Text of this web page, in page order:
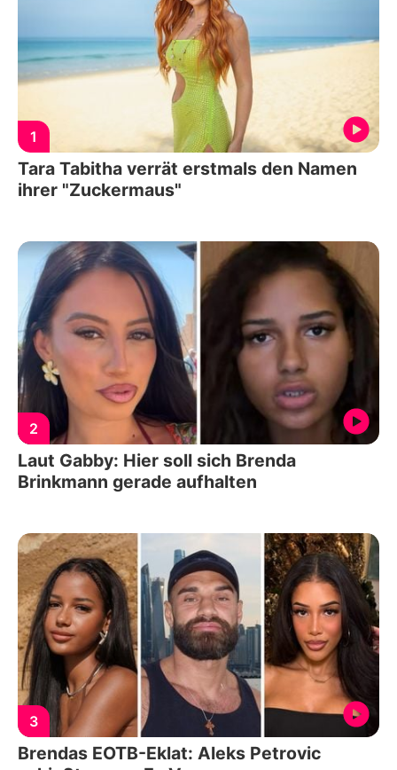
1
Tara Tabitha verrät erstmals den Namen
ihrer "Zuckermaus"
2
Laut Gabby: Hier soll sich Brenda
Brinkmann gerade aufhalten
3
Brendas EOTB-Eklat: Aleks Petrovic